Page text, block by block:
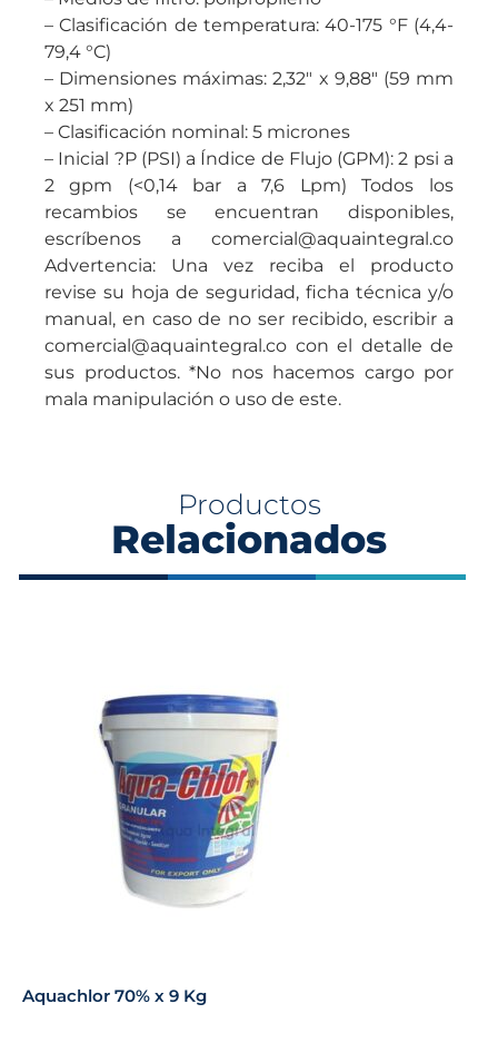
– Clasificación de temperatura: 40-175 °F (4,4-
79,4 °C)
– Dimensiones máximas: 2,32″ x 9,88″ (59 mm
x 251 mm)
– Clasificación nominal: 5 micrones
– Inicial ?P (PSI) a Índice de Flujo (GPM): 2 psi a
2 gpm (<0,14 bar a 7,6 Lpm) Todos los
recambios se encuentran disponibles,
escríbenos a comercial@aquaintegral.co
Advertencia: Una vez reciba el producto
revise su hoja de seguridad, ficha técnica y/o
manual, en caso de no ser recibido, escribir a
comercial@aquaintegral.co con el detalle de
sus productos. *No nos hacemos cargo por
mala manipulación o uso de este.
Productos
Relacionados
Aquachlor 70% x 9 Kg